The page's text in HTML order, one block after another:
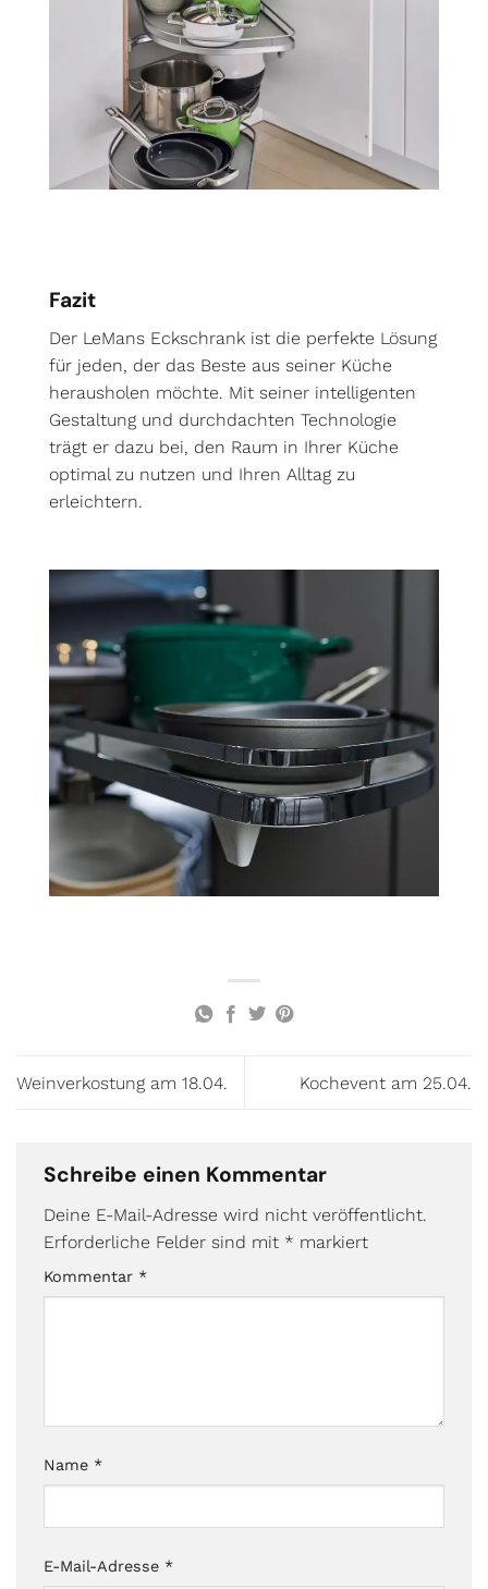
Fazit
Der LeMans Eckschrank ist die perfekte Lösung
für jeden, der das Beste aus seiner Küche
herausholen möchte. Mit seiner intelligenten
Gestaltung und durchdachten Technologie
trägt er dazu bei, den Raum in Ihrer Küche
optimal zu nutzen und Ihren Alltag zu
erleichtern.
Weinverkostung am 18.04. Kochevent am 25.04.
Schreibe einen Kommentar
Deine E-Mail-Adresse wird nicht veröffentlicht.
Erforderliche Felder sind mit * markiert
Kommentar *
Name *
E-Mail-Adresse *